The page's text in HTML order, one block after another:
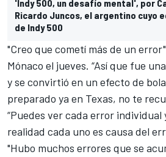
'Indy 500, un desafío mental', por
Ricardo Juncos, el argentino cuyo
de Indy 500
"Creo que cometí más de un
Mónaco el jueves. “Así que fue
y se convirtió en un efecto de
preparado ya en Texas, no te
“Puedes ver cada error
realidad cada uno es causa del
"Hubo muchos errores que se